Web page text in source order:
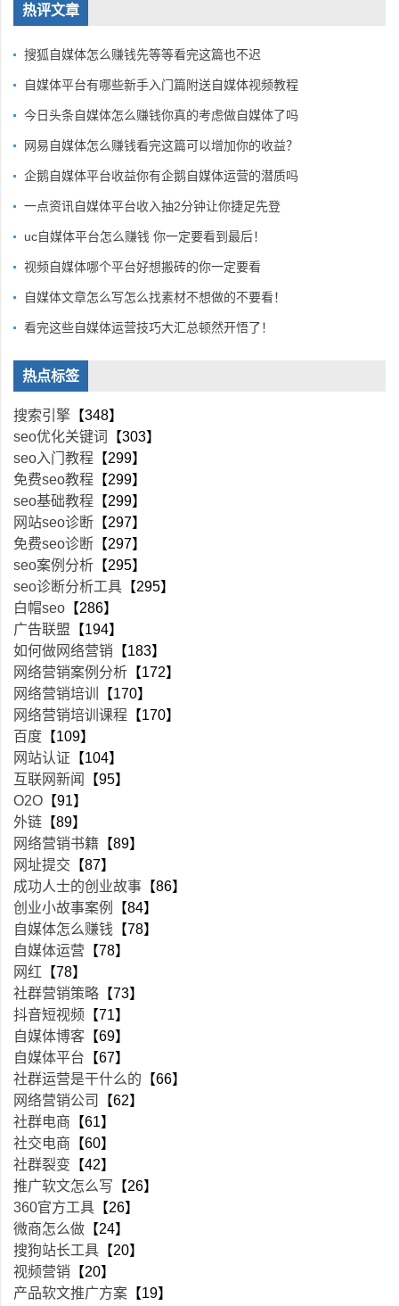
热评文章
搜狐自媒体怎么赚钱先等等看完这篇也不迟
自媒体平台有哪些新手入门篇附送自媒体视频教程
今日头条自媒体怎么赚钱你真的考虑做自媒体了吗
网易自媒体怎么赚钱看完这篇可以增加你的收益？
企鹅自媒体平台收益你有企鹅自媒体运营的潜质吗
一点资讯自媒体平台收入抽2分钟让你捷足先登
uc自媒体平台怎么赚钱 你一定要看到最后！
视频自媒体哪个平台好想搬砖的你一定要看
自媒体文章怎么写怎么找素材不想做的不要看！
看完这些自媒体运营技巧大汇总顿然开悟了！
热点标签
搜索引擎 【348】
seo优化关键词
【303】
seo入门教程 【299】
免费seo教程 【299】
seo基础教程 【299】
网站seo诊断 【297】
免费seo诊断 【297】
seo案例分析 【295】
seo诊断分析工具 【295】
白帽seo 【286】
广告联盟 【194】
如何做网络营销 【183】
网络营销案例分析 【172】
网络营销培训
【170】
网络营销培训课程 【170】
百度 【109】
网站认证 【104】
互联网新闻
【95】
O2O 【91】
外链 【89】
网络营销书籍 【89】
网址提交 【87】
成功人士的创业故事 【86】
创业小故事案例
【84】
自媒体怎么赚钱 【78】
自媒体运营 【78】
网红 【78】
社群营销策略 【73】
抖音短视频 【71】
自媒体博客 【69】
自媒体平台 【67】
社群运营是干什么的 【66】
网络营销公司
【62】
社群电商 【61】
社交电商 【60】
社群裂变 【42】
推广软文怎么写 【26】
360官方工具 【26】
微商怎么做 【24】
搜狗站长工具 【20】
视频营销 【20】
产品软文推广方案 【19】